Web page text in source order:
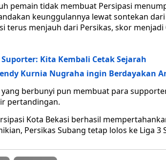
pemain tidak membuat Persipasi
keunggulannya lewat sontekan
terus menjauh dari Persikas, skor menjadi
Kita Kembali Cetak Sejarah
Kurnia Nugraha ingin Berdayakan
berbunyi pun membuat para
pertandingan.
Kota Bekasi berhasil
Persikas Subang tetap lolos ke Liga 3